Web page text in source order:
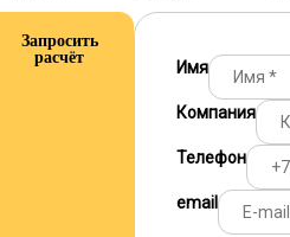
Запросить
расчёт
Имя
Компания
Телефон
email